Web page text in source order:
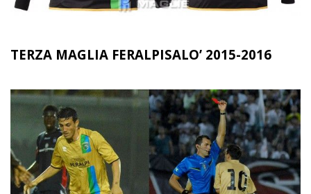
TERZA MAGLIA FERALPISALO’ 2015-2016